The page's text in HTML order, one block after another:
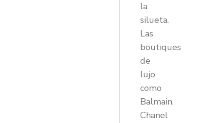
la
silueta.
Las
boutiques
de
lujo
como
Balmain,
Chanel